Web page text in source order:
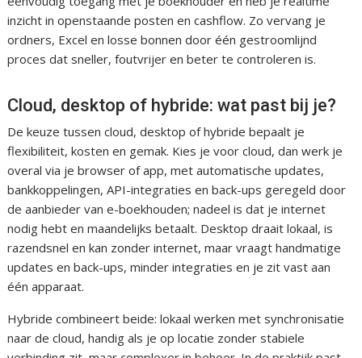
inzicht in openstaande posten en cashflow. Zo vervang je
ordners, Excel en losse bonnen door één gestroomlijnd
proces dat sneller, foutvrijer en beter te controleren is.
Cloud, desktop of hybride: wat past bij je?
De keuze tussen cloud, desktop of hybride bepaalt je
flexibiliteit, kosten en gemak. Kies je voor cloud, dan werk je
overal via je browser of app, met automatische updates,
bankkoppelingen, API-integraties en back-ups geregeld door
de aanbieder van e-boekhouden; nadeel is dat je internet
nodig hebt en maandelijks betaalt. Desktop draait lokaal, is
razendsnel en kan zonder internet, maar vraagt handmatige
updates en back-ups, minder integraties en je zit vast aan
één apparaat.
Hybride combineert beide: lokaal werken met synchronisatie
naar de cloud, handig als je op locatie zonder stabiele